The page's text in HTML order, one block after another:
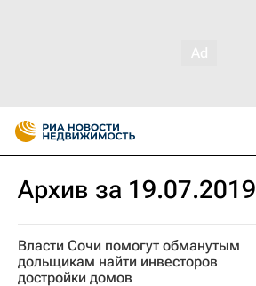
Архив за 19.07.2019
Власти Сочи помогут обманутым
дольщикам найти инвесторов
достройки домов